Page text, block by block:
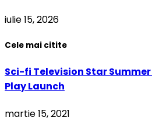
iulie 15, 2026
Cele mai citite
Sci-fi Television Star
Play Launch
martie 15, 2021